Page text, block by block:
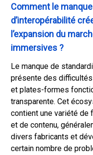
Comment le
d’interopérabilité
l’expansion du
immersives ?
Le manque de
présente des
et plates-formes
transparente. Cet
contient une variété de
et de contenu,
divers fabricants et
certain nombre de